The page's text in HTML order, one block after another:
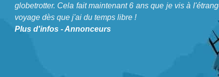
Voyageset de Plongée. Je suis ingénieur, bloggeur,
globetrotter. Cela fait maintenant 6 ans que je vis à
l'étranger et voyage dès que j'ai du temps libre !
globetrotter. Cela fait maintenant 6 ans que je vis à
voyage dès que j'ai du temps libre !
Plus d'infos -Annonceurs